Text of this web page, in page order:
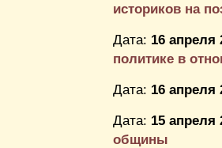
историков на
Дата: 16 апреля
политике в
Дата: 16 апреля
Дата: 15 апреля
общины